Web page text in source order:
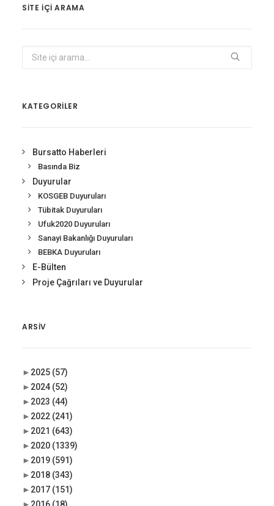
SITE IÇI ARAMA
KATEGORİLER
Bursatto Haberleri
Basında Biz
Duyurular
KOSGEB Duyuruları
Tübitak Duyuruları
Ufuk2020 Duyuruları
Sanayi Bakanlığı Duyuruları
BEBKA Duyuruları
E-Bülten
Proje Çağrıları ve Duyurular
ARSIV
► 2025 (57)
► 2024 (52)
► 2023 (44)
► 2022 (241)
► 2021 (643)
► 2020 (1339)
► 2019 (591)
► 2018 (343)
► 2017 (151)